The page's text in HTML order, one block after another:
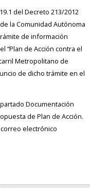
del Decreto 213/2012
la Comunidad Autónoma
de información
“Plan de Acción contra el
Metropolitano de
de dicho trámite en el
Documentación
de Plan de Acción.
electrónico